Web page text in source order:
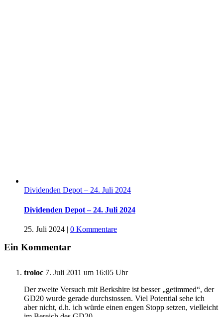
Dividenden Depot – 24. Juli 2024
Dividenden Depot – 24. Juli 2024
25. Juli 2024 | 0 Kommentare
Ein Kommentar
troloc 7. Juli 2011 um 16:05 Uhr
Der zweite Versuch mit Berkshire ist besser „getimmed“, der
GD20 wurde gerade durchstossen. Viel Potential sehe ich
aber nicht, d.h. ich würde einen engen Stopp setzen, vielleicht